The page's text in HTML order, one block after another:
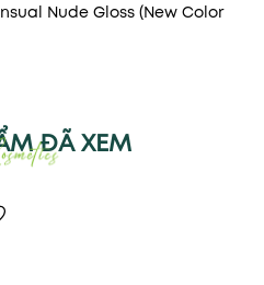
Nude Gloss (New Color
ĐÃ XEM